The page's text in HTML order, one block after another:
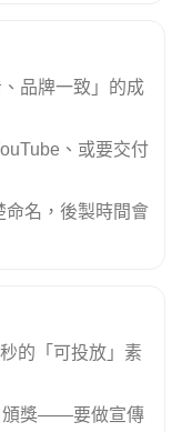
品牌一致」的成
、或要交付
命名，後製時間會
的「可投放」素
頒獎——要做宣傳